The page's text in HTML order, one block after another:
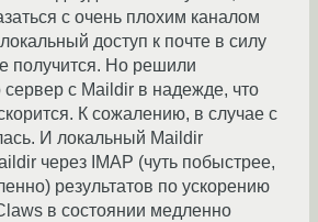
с очень плохим каналом
доступ к почте в силу
получится. Но решили
сервер с Maildir в надежде, что
К сожалению, в случае с
И локальный Maildir
через IMAP (чуть побыстрее,
результатов по ускорению
в состоянии медленно